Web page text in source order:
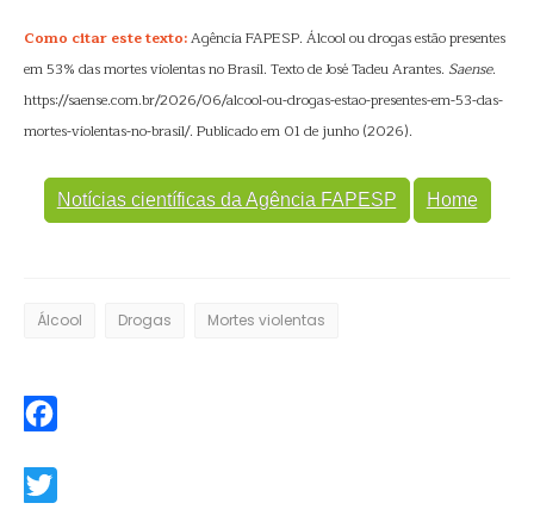
Como citar este texto:Agência FAPESP. Álcool ou drogas estão presentes
em 53% das mortes violentas no Brasil. Texto de José Tadeu Arantes. Saense.
https://saense.com.br/2026/06/alcool-ou-drogas-estao-presentes-em-53-das-
mortes-violentas-no-brasil/. Publicado em 01 de junho (2026).
Notícias científicas da Agência FAPESP Home
Álcool Drogas Mortes violentas